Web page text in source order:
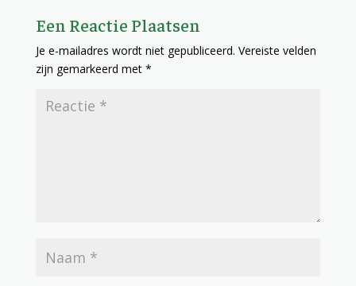
Een Reactie Plaatsen
Je e-mailadres wordt niet gepubliceerd. Vereiste velden
zijn gemarkeerd met *